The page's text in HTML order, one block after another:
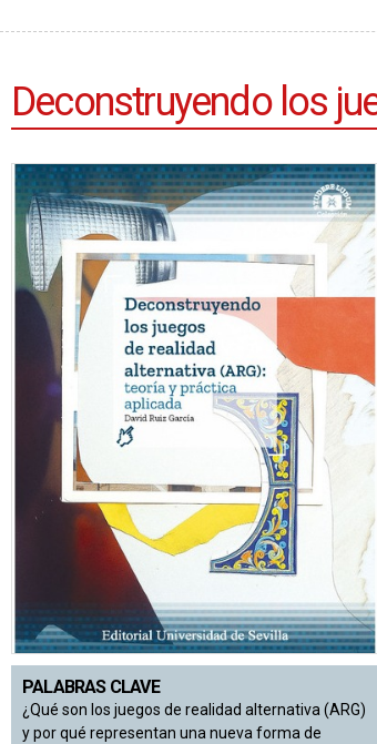
Deconstruyendo los
PALABRAS CLAVE
¿Qué son los juegos de realidad alternativa (ARG)
y por qué representan una nueva forma de